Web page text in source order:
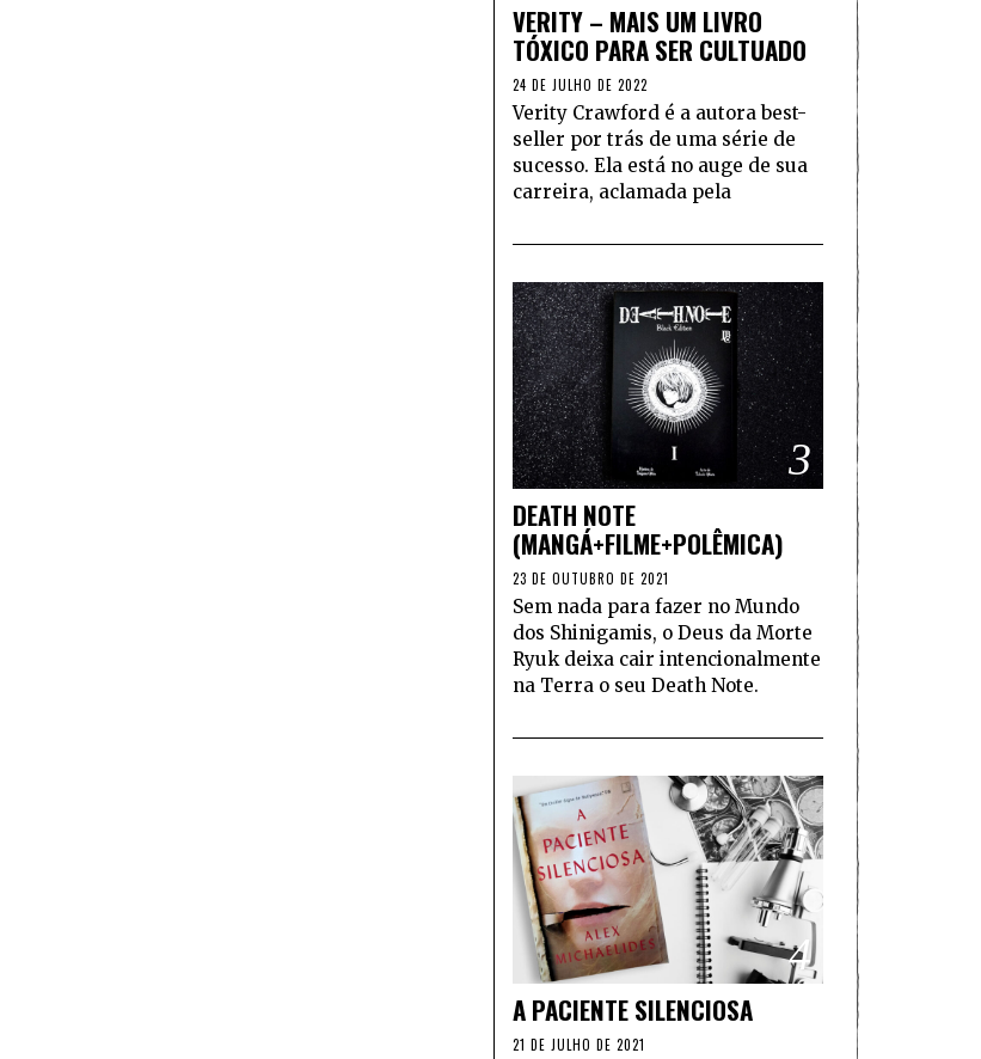
VERITY – MAIS UM LIVRO
TÓXICO PARA SER CULTUADO
24 DE JULHO DE 2022
Verity Crawford é a autora best-
seller por trás de uma série de
sucesso. Ela está no auge de sua
carreira, aclamada pela
3
DEATH NOTE
(MANGÁ+FILME+POLÊMICA)
23 DE OUTUBRO DE 2021
Sem nada para fazer no Mundo
dos Shinigamis, o Deus da Morte
Ryuk deixa cair intencionalmente
na Terra o seu Death Note.
4
A PACIENTE SILENCIOSA
21 DE JULHO DE 2021